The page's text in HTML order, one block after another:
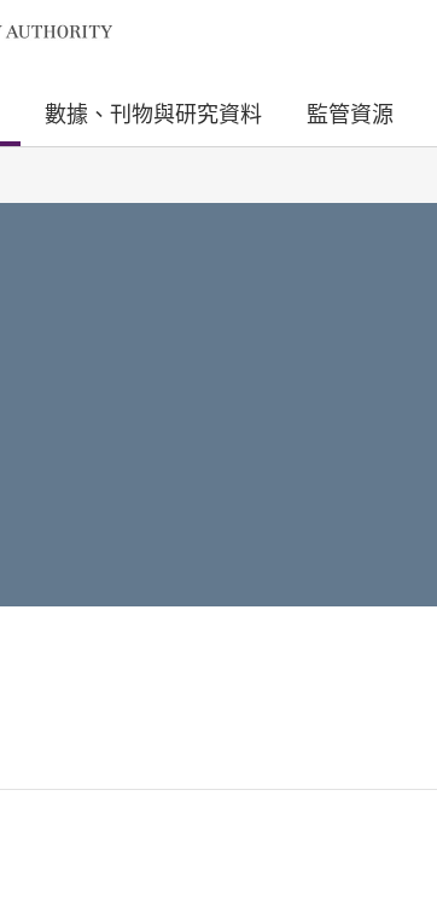
數據、刊物與研究資料 監管資源